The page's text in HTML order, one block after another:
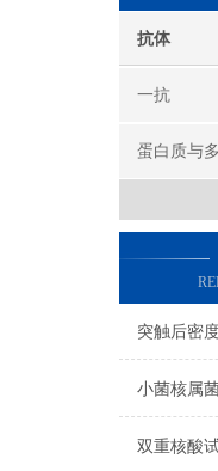
抗体
一抗
蛋白质与
小菌核属